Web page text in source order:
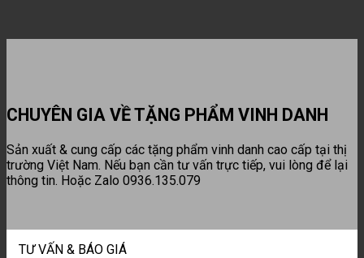
CHUYÊN GIA VỀ TẶNG PHẨM VINH DANH
Sản xuất & cung cấp các tặng phẩm vinh danh cao cấp tại thị
trường Việt Nam. Nếu bạn cần tư vấn trực tiếp, vui lòng để lại
thông tin. Hoặc Zalo 0936.135.079
TƯ VẤN & BÁO GIÁ